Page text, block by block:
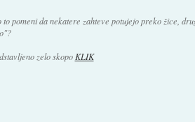
to pomeni da nekatere zahteve potujejo preko žice,
zelo skopo KLIK